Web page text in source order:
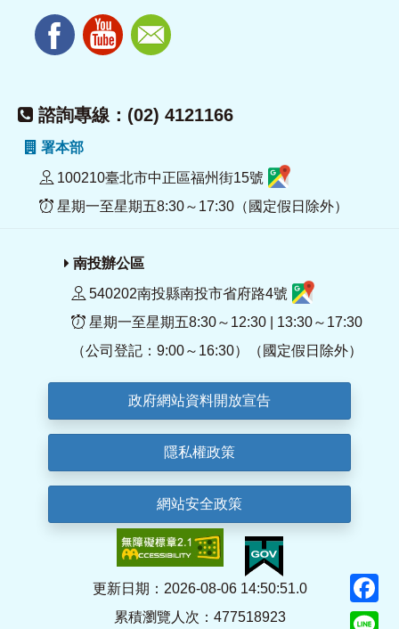
諮詢專線：(02) 4121166
署本部
100210臺北市中正區福州街15號
星期一至星期五8:30～17:30（國定假日除外）
南投辦公區
540202南投縣南投市省府路4號
星期一至星期五8:30～12:30 | 13:30～17:30
（公司登記：9:00～16:30）（國定假日除外）
政府網站資料開放宣告
隱私權政策
網站安全政策
更新日期：2026-08-06 14:50:51.0
累積瀏覽人次：477518923